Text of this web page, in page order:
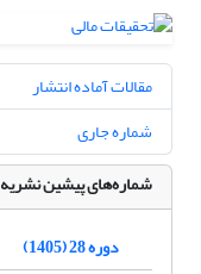
مقالات آماده انتشار
شماره جاری
شماره‌های پیشین نشریه
دوره 28 (1405)